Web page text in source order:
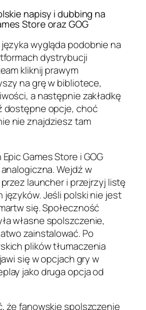
napisy i dubbing na
Store oraz GOG
wygląda podobnie na
dystrybucji
kliknij prawym
na grę w bibliotece,
a następnie zakładkę
dostępne opcje, choć
nie znajdziesz tam
Games Store i GOG
Wejdź w
launcher i przejrzyj listę
języków. Jeśli polski nie jest
się. Społeczność
własne spolszczenie,
zainstalować. Po
plików tłumaczenia
się w opcjach gry w
jako druga opcja od
że fanowskie spolszczenie